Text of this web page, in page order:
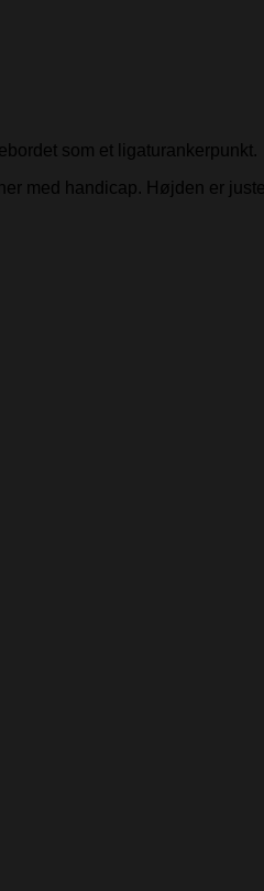
som et ligaturankerpunkt.
med handicap. Højden er